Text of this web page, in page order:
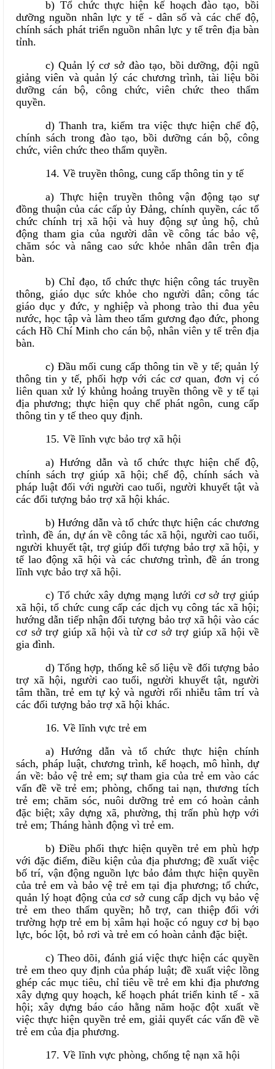
b) Tổ chức thực hiện kế hoạch đào tạo, bồi
dưỡng nguồn nhân lực y tế - dân số và các chế độ,
chính sách phát triển nguồn nhân lực y tế trên địa bàn
tỉnh.
c) Quản lý cơ sở đào tạo, bồi dưỡng, đội ngũ
giảng viên và quản lý các chương trình, tài liệu bồi
dưỡng cán bộ, công chức, viên chức theo thẩm
quyền.
d) Thanh tra, kiểm tra việc thực hiện chế độ,
chính sách trong đào tạo, bồi dưỡng cán bộ, công
chức, viên chức theo thẩm quyền.
14. Về truyền thông, cung cấp thông tin y tế
a) Thực hiện truyền thông vận động tạo sự
đồng thuận của các cấp ủy Đảng, chính quyền, các tổ
chức chính trị xã hội và huy động sự ủng hộ, chủ
động tham gia của người dân về công tác bảo vệ,
chăm sóc và nâng cao sức khỏe nhân dân trên địa
bàn.
b) Chỉ đạo, tổ chức thực hiện công tác truyền
thông, giáo dục sức khỏe cho người dân; công tác
giáo dục y đức, y nghiệp và phong trào thi đua yêu
nước, học tập và làm theo tấm gương đạo đức, phong
cách Hồ Chí Minh cho cán bộ, nhân viên y tế trên địa
bàn.
c) Đầu mối cung cấp thông tin về y tế; quản lý
thông tin y tế, phối hợp với các cơ quan, đơn vị có
liên quan xử lý khủng hoảng truyền thông về y tế tại
địa phương; thực hiện quy chế phát ngôn, cung cấp
thông tin y tế theo quy định.
15. Về lĩnh vực bảo trợ xã hội
a) Hướng dẫn và tổ chức thực hiện chế độ,
chính sách trợ giúp xã hội; chế độ, chính sách và
pháp luật đối với người cao tuổi, người khuyết tật và
các đối tượng bảo trợ xã hội khác.
b) Hướng dẫn và tổ chức thực hiện các chương
trình, đề án, dự án về công tác xã hội, người cao tuổi,
người khuyết tật, trợ giúp đối tượng bảo trợ xã hội, y
tế lao động xã hội và các chương trình, đề án trong
lĩnh vực bảo trợ xã hội.
c) Tổ chức xây dựng mạng lưới cơ sở trợ giúp
xã hội, tổ chức cung cấp các dịch vụ công tác xã hội;
hướng dẫn tiếp nhận đối tượng bảo trợ xã hội vào các
cơ sở trợ giúp xã hội và từ cơ sở trợ giúp xã hội về
gia đình.
d) Tổng hợp, thống kê số liệu về đối tượng bảo
trợ xã hội, người cao tuổi, người khuyết tật, người
tâm thần, trẻ em tự kỷ và người rối nhiễu tâm trí và
các đối tượng bảo trợ xã hội khác.
16. Về lĩnh vực trẻ em
a) Hướng dẫn và tổ chức thực hiện chính
sách, pháp luật, chương trình, kế hoạch, mô hình, dự
án về: bảo vệ trẻ em; sự tham gia của trẻ em vào các
vấn đề về trẻ em; phòng, chống tai nạn, thương tích
trẻ em; chăm sóc, nuôi dưỡng trẻ em có hoàn cảnh
đặc biệt; xây dựng xã, phường, thị trấn phù hợp với
trẻ em; Tháng hành động vì trẻ em.
b) Điều phối thực hiện quyền trẻ em phù hợp
với đặc điểm, điều kiện của địa phương; đề xuất việc
bố trí, vận động nguồn lực bảo đảm thực hiện quyền
của trẻ em và bảo vệ trẻ em tại địa phương; tổ chức,
quản lý hoạt động của cơ sở cung cấp dịch vụ bảo vệ
trẻ em theo thẩm quyền; hỗ trợ, can thiệp đối với
trường hợp trẻ em bị xâm hại hoặc có nguy cơ bị bạo
lực, bóc lột, bỏ rơi và trẻ em có hoàn cảnh đặc biệt.
c) Theo dõi, đánh giá việc thực hiện các quyền
trẻ em theo quy định của pháp luật; đề xuất việc lồng
ghép các mục tiêu, chỉ tiêu về trẻ em khi địa phương
xây dựng quy hoạch, kế hoạch phát triển kinh tế - xã
hội; xây dựng báo cáo hằng năm hoặc đột xuất về
việc thực hiện quyền trẻ em, giải quyết các vấn đề về
trẻ em của địa phương.
17. Về lĩnh vực phòng, chống tệ nạn xã hội